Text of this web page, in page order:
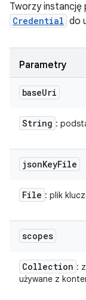
Tworzy instancję
Credential do
Parametry
baseUri
String :
jsonKeyFile
File : plik
scopes
Collection :
używane z